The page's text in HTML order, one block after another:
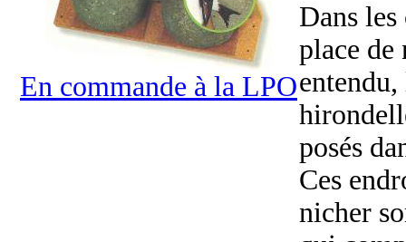
En commande à la LPO
Dans les
place
posés
Ces
nicher